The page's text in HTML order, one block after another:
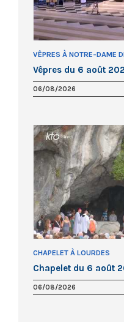
VÊPRES À NOTRE-DAME
Vêpres du 6 août
06/08/2026
CHAPELET À LOURDES
Chapelet du 6 août
06/08/2026